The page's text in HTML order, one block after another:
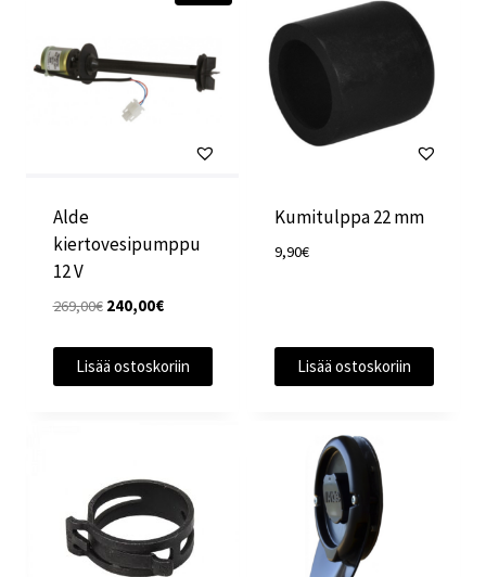
Alde
kiertovesipumppu
12 V
269,00€ Alkuperäinen
240,00€Nykyinen
Lisää ostoskoriin
Kumitulppa 22 mm
9,90€
Lisää ostoskoriin